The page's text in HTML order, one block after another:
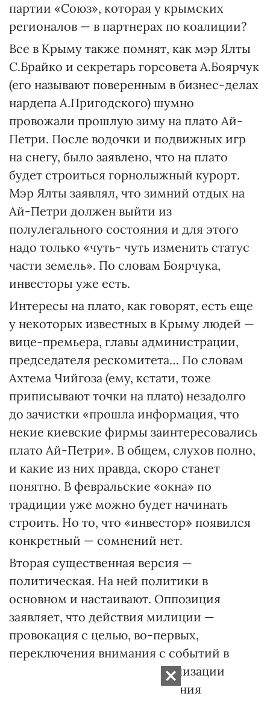
партии «Союз», которая у крымских
регионалов — в партнерах по коалиции?
Все в Крыму также помнят, как мэр Ялты
С.Брайко и секретарь горсовета А.Боярчук
(его называют поверенным в бизнес-делах
нардепа А.Пригодского) шумно
провожали прошлую зиму на плато Ай-
Петри. После водочки и подвижных игр
на снегу, было заявлено, что на плато
будет строиться горнолыжный курорт.
Мэр Ялты заявлял, что зимний отдых на
Ай-Петри должен выйти из
полулегального состояния и для этого
надо только «чуть- чуть изменить статус
части земель». По словам Боярчука,
инвесторы уже есть.
Интересы на плато, как говорят, есть еще
у некоторых известных в Крыму людей —
вице-премьера, главы администрации,
председателя рескомитета… По словам
Ахтема Чийгоза (ему, кстати, тоже
приписывают точки на плато) незадолго
до зачистки «прошла информация, что
некие киевские фирмы заинтересовались
плато Ай-Петри». В общем, слухов полно,
и какие из них правда, скоро станет
понятно. В февральские «окна» по
традиции уже можно будет начинать
строить. Но то, что «инвестор» появился
конкретный — сомнений нет.
Вторая существенная версия —
политическая. На ней политики в
основном и настаивают. Оппозиция
заявляет, что действия милиции —
провокация с целью, во-первых,
переключения внимания с событий в
Киеве, во-вторых — дестабилизации
обстановки в процессе создания